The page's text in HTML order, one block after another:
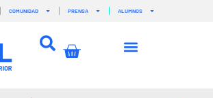
COMUNIDAD PRENSA ALUMNOS
Carrito